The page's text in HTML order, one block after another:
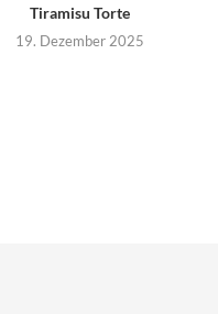
Tiramisu Torte
19. Dezember 2025